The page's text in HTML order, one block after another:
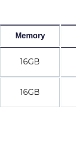
Memory
16GB
16GB